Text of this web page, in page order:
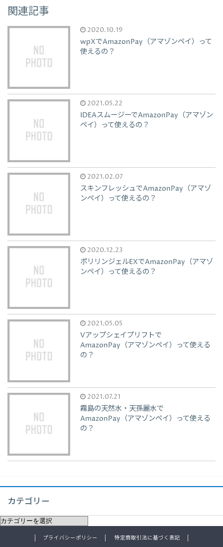
関連記事
2020.10.19
wpXでAmazonPay（アマゾンペイ）って
使えるの？
2021.05.22
IDEAスムージーでAmazonPay（アマゾン
ペイ）って使えるの？
2021.02.07
スキンフレッシュでAmazonPay（アマゾ
ンペイ）って使えるの？
2020.12.23
ポリリンジェルEXでAmazonPay（アマゾ
ンペイ）って使えるの？
2021.05.05
Vアップシェイプリフトで
AmazonPay（アマゾンペイ）って使える
の？
2021.07.21
霧島の天然水・天孫麗水で
AmazonPay（アマゾンペイ）って使える
の？
カテゴリー
プライバシーポリシー 特定商取引法に基づく表記